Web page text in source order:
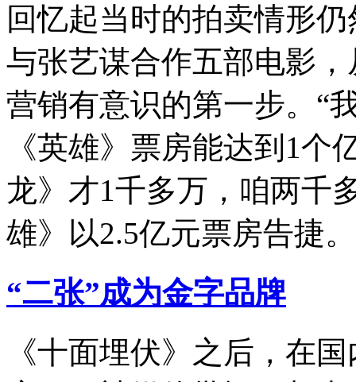
回忆起当时的拍卖情形
与张艺谋合作五部电影
营销有意识的第一步。“
《英雄》票房能达到1
龙》才1千多万，咱两
雄》以2.5亿元票房告捷
“二张”成为金字品牌
《十面埋伏》之后，在